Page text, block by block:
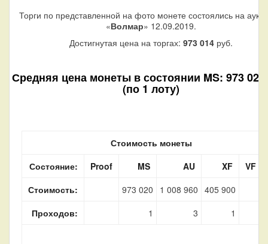
Торги по представленной на фото монете состоялись на
«Волмар» 12.09.2019.
Достигнутая цена на торгах: 973 014 руб.
Средняя цена монеты в состоянии MS: 973 020
(по 1 лоту)
Стоимость монеты
Состояние:
Proof MS AU XF
VF
Стоимость:
973 020 1 008 960 405 900
Проходов:
1 3 1